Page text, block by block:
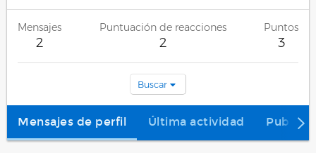
Mensajes
2
Puntuación de reacciones
2
Puntos
3
Buscar
Mensajes de perfil Última actividad